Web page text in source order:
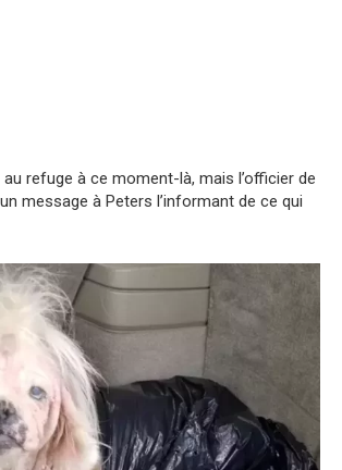
au refuge à ce moment-là, mais l’officier de
message à Peters l’informant de ce qui